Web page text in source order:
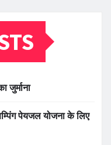
जुर्माना
पेयजल योजना के लिए